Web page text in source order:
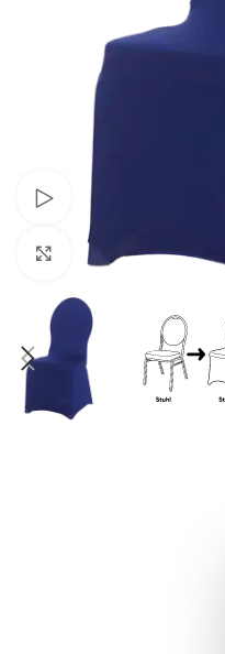
Schau Video
Klick zum Vergrößern